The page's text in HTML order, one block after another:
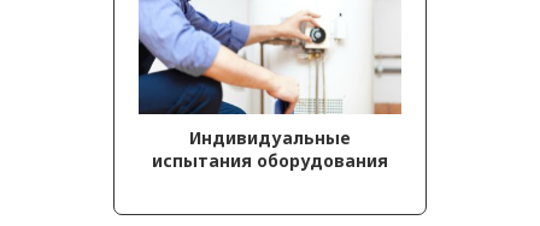
Индивидуальные
испытания оборудования